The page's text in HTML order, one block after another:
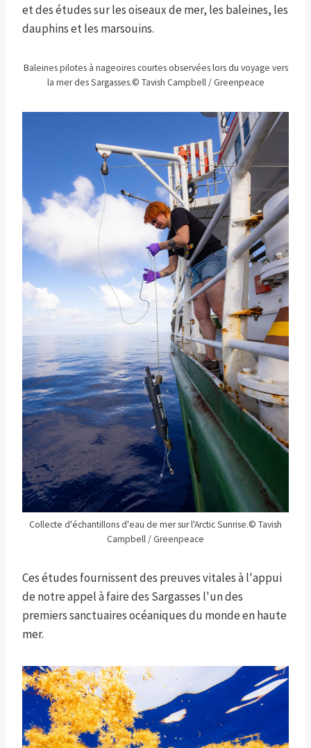
et des études sur les oiseaux de mer, les baleines, les
dauphins et les marsouins.
Baleines pilotes à nageoires courtes observées lors du voyage vers
la mer des Sargasses.© Tavish Campbell / Greenpeace
Collecte d'échantillons d'eau de mer sur l'Arctic Sunrise.© Tavish
Campbell / Greenpeace
Ces études fournissent des preuves vitales à l'appui
de notre appel à faire des Sargasses l'un des
premiers sanctuaires océaniques du monde en haute
mer.